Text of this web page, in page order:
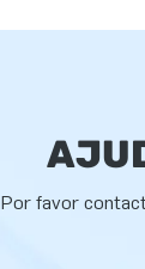
Por favor